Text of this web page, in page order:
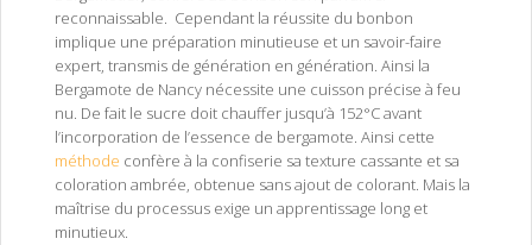
reconnaissable. Cependant la réussite du bonbon
implique une préparation minutieuse et un savoir-faire
expert, transmis de génération en génération. Ainsi la
Bergamote de Nancy nécessite une cuisson précise à feu
nu. De fait le sucre doit chauffer jusqu’à 152°C avant
l’incorporation de l’essence de bergamote. Ainsi cette
méthode confère à la confiserie sa texture cassante et sa
coloration ambrée, obtenue sans ajout de colorant. Mais la
maîtrise du processus exige un apprentissage long et
minutieux.